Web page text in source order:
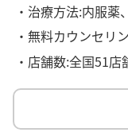
・治療方法:内服
・無料カウンセリ
・店舗数:全国51店